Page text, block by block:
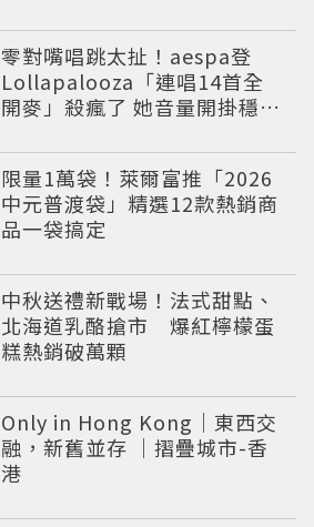
零對嘴唱跳太扯！aespa登
Lollapalooza「連唱14首全
開麥」殺瘋了 她音量開掛穩到
限量1萬袋！萊爾富推「2026
中元普渡袋」精選12款熱銷商
品一袋搞定
中秋送禮新戰場！法式甜點、
北海道乳酪搶市 爆紅檸檬蛋
糕熱銷破萬顆
Only in Hong Kong｜東西交
融，新舊並存 ｜摺疊城市-香
港